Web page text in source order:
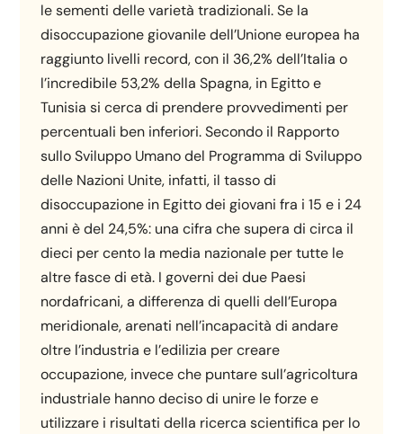
le sementi delle varietà tradizionali. Se la
disoccupazione giovanile dell’Unione europea ha
raggiunto livelli record, con il 36,2% dell’Italia o
l’incredibile 53,2% della Spagna, in Egitto e
Tunisia si cerca di prendere provvedimenti per
percentuali ben inferiori. Secondo il Rapporto
sullo Sviluppo Umano del Programma di Sviluppo
delle Nazioni Unite, infatti, il tasso di
disoccupazione in Egitto dei giovani fra i 15 e i 24
anni è del 24,5%: una cifra che supera di circa il
dieci per cento la media nazionale per tutte le
altre fasce di età. I governi dei due Paesi
nordafricani, a differenza di quelli dell’Europa
meridionale, arenati nell’incapacità di andare
oltre l’industria e l’edilizia per creare
occupazione, invece che puntare sull’agricoltura
industriale hanno deciso di unire le forze e
utilizzare i risultati della ricerca scientifica per lo